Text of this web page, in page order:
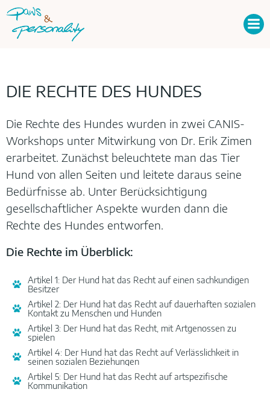
DIE RECHTE DES HUNDES
Die Rechte des Hundes wurden in zwei CANIS-
Workshops unter Mitwirkung von Dr. Erik Zimen
erarbeitet. Zunächst beleuchtete man das Tier
Hund von allen Seiten und leitete daraus seine
Bedürfnisse ab. Unter Berücksichtigung
gesellschaftlicher Aspekte wurden dann die
Rechte des Hundes entworfen.
Die Rechte im Überblick:
Artikel 1: Der Hund hat das Recht auf einen sachkundigen
Besitzer
Artikel 2: Der Hund hat das Recht auf dauerhaften sozialen
Kontakt zu Menschen und Hunden
Artikel 3: Der Hund hat das Recht, mit Artgenossen zu
spielen
Artikel 4: Der Hund hat das Recht auf Verlässlichkeit in
seinen sozialen Beziehungen
Artikel 5: Der Hund hat das Recht auf artspezifische
Kommunikation